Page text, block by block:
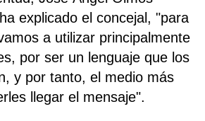
explicado el concejal, "para
a utilizar principalmente
por ser un lenguaje que los
y por tanto, el medio más
llegar el mensaje".